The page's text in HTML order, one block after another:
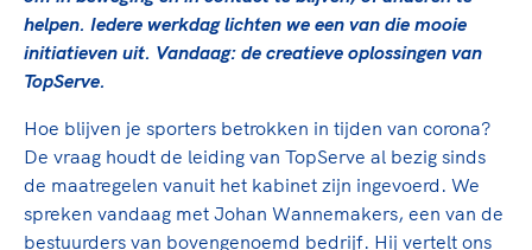
Columns
Sport gaat niet vanzelf
Sport verenigt. Op sportclubs, pleintjes, tijdens
een rondje fietsen, door samen te skaten of naar
Opleidingen en trainingen
High5 Stappenplan
Ruimte voor sport
Clubondersteuning
Beroepskrachten
Topsportbeleid
Topsportfinanciering
Maatschappelijke waarde topsport
Top teamsportcompetities
De TeamNL Academie
helpen. Iedere werkdag lichten we een van die mooie
initiatieven uit. Vandaag: de creatieve oplossingen van
TopServe.
Hoe blijven je sporters betrokken in tijden van corona?
De vraag houdt de leiding van TopServe al bezig sinds
de maatregelen vanuit het kabinet zijn ingevoerd. We
spreken vandaag met Johan Wannemakers, een van de
bestuurders van bovengenoemd bedrijf. Hij vertelt ons